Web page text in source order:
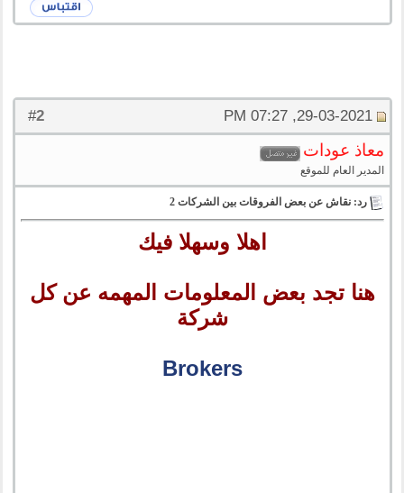
#
2 29-03-2021, 07:27 PM
معاذ عودات
المدير العام للموقع
رد: نقاش عن بعض الفروقات بين الشركات 2
اهلا وسهلا فيك
هنا تجد بعض المعلومات المهمه عن كل
شركة
Brokers